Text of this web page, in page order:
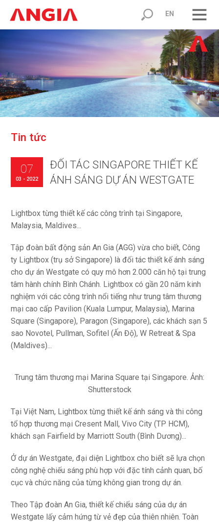
EN
Tin tức
ĐỐI TÁC SINGAPORE THIẾT KẾ
ÁNH SÁNG DỰ ÁN WESTGATE
07
03 - 2022
Lightbox từng thiết kế các công trình tại Singapore,
Malaysia, Maldives...
Tập đoàn bất động sản An Gia (AGG) vừa cho biết, Công
ty Lightbox (trụ sở Singapore) là đối tác thiết kế ánh sáng
cho dự án Westgate có quy mô hơn 2.000 căn hộ tại trung
tâm hành chính Bình Chánh. Lightbox có gần 20 năm kinh
nghiệm với các công trình nổi tiếng như trung tâm thương
mại cao cấp Pavilion (Kuala Lumpur, Malaysia), Marina
Square (Singapore), Paragon (Singapore), các khách sạn 5
sao Novotel, Pullman, Sofitel (Ấn Độ), W Retreat & Spa
(Maldives)...
Trung tâm thương mại Marina Square tại Singapore. Ảnh: